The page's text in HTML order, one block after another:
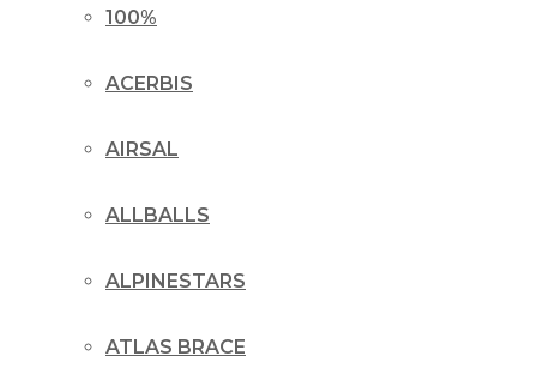
100%
ACERBIS
AIRSAL
ALLBALLS
ALPINESTARS
ATLAS BRACE